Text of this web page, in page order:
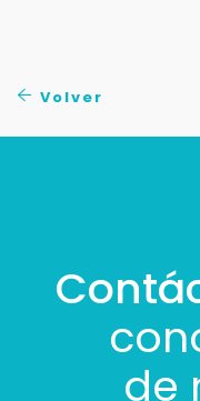
Volver
de
Con estos